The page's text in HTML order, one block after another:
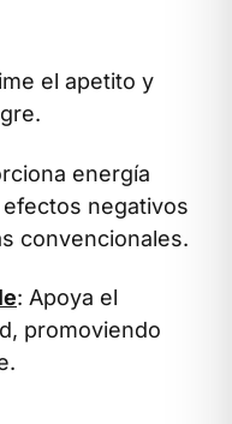
el apetito y
energía
negativos
convencionales.
: Apoya el
promoviendo